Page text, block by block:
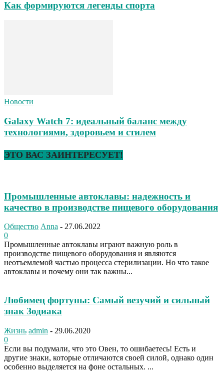
Как формируются легенды спорта
Новости
Galaxy Watch 7: идеальный баланс между
технологиями, здоровьем и стилем
ЭТО ВАС ЗАИНТЕРЕСУЕТ!
Промышленные автоклавы: надежность и
качество в производстве пищевого оборудования
Общество Anna - 27.06.2022
0
Промышленные автоклавы играют важную роль в
производстве пищевого оборудования и являются
неотъемлемой частью процесса стерилизации. Но что такое
автоклавы и почему они так важны...
Любимец фортуны: Самый везучий и сильный
знак Зодиака
Жизнь admin - 29.06.2020
0
Если вы подумали, что это Овен, то ошибаетесь! Есть и
другие знаки, которые отличаются своей силой, однако один
особенно выделяется на фоне остальных. ...